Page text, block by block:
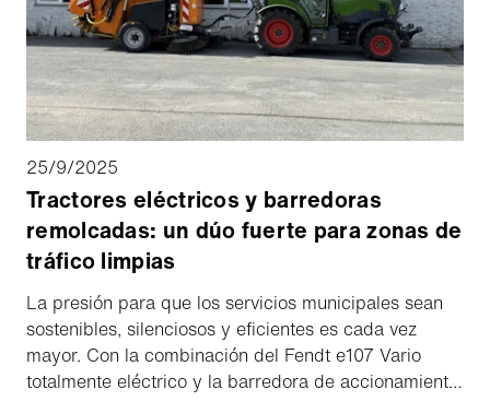
25/9/2025
Tractores eléctricos y barredoras
remolcadas: un dúo fuerte para zonas de
tráfico limpias
La presión para que los servicios municipales sean
sostenibles, silenciosos y eficientes es cada vez
mayor. Con la combinación del Fendt e107 Vario
totalmente eléctrico y la barredora de accionamiento